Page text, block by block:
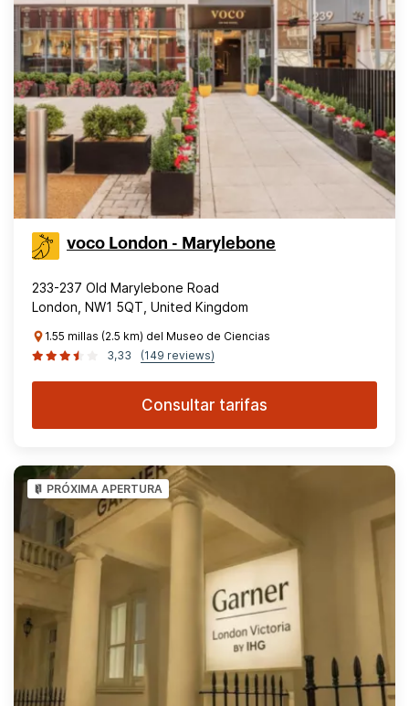
voco London - Marylebone
233-237 Old Marylebone Road
London, NW1 5QT, United Kingdom
1.55 millas (2.5 km) del Museo de Ciencias
3,33
(149 reviews)
Consultar tarifas
PRÓXIMA APERTURA